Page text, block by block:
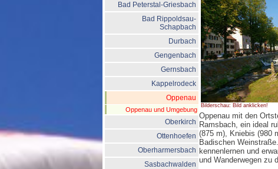
Bad Peterstal-Griesbach
Bad Rippoldsau-
Schapbach
Durbach
Gengenbach
Gernsbach
Kappelrodeck
Oppenau
Oppenau und Umgebung
Oberkirch
Ottenhoefen
Oberharmersbach
Sasbachwalden
Bilderschau: Bild anklicken!
Oppenau mit den
Ramsbach, ein ideal
(875 m), Kniebis (980
Badischen
kennenlernen und
und Wanderwegen zu